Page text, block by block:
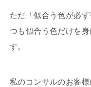
ただ「似合う色が必
つも似合う色だけを
す。
私のコンサルのお客